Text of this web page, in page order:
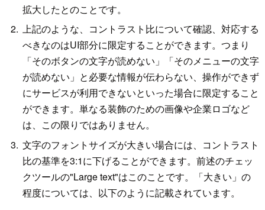
拡大したとのことです。
上記のような、コントラスト比について確認、対応する
べきなのはUI部分に限定することができます。つまり
「そのボタンの文字が読めない」「そのメニューの文字
が読めない」と必要な情報が伝わらない、操作ができず
にサービスが利用できないといった場合に限定すること
ができます。単なる装飾のための画像や企業ロゴなど
は、この限りではありません。
文字のフォントサイズが大きい場合には、コントラスト
比の基準を3:1に下げることができます。前述のチェッ
クツールの"Large text"はこのことです。「大きい」の
程度については、以下のように記載されています。